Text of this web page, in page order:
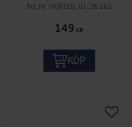
HOF001-01-26-201
149 KR
KÖP